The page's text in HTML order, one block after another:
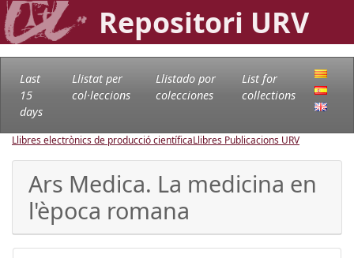
Repositori URV
Last
15
days
Llistat per
col·leccions
Llistado por
colecciones
List for
collections
Llibres electrònics de producció científicaLlibres Publicacions URV
Ars Medica. La medicina en
l'època romana